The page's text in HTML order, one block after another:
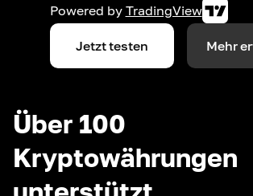
Powered by TradingView
Jetzt testen Mehr
Über 100
Kryptowährungen